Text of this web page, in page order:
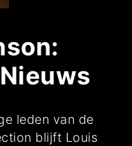
leden van de
blijft Louis